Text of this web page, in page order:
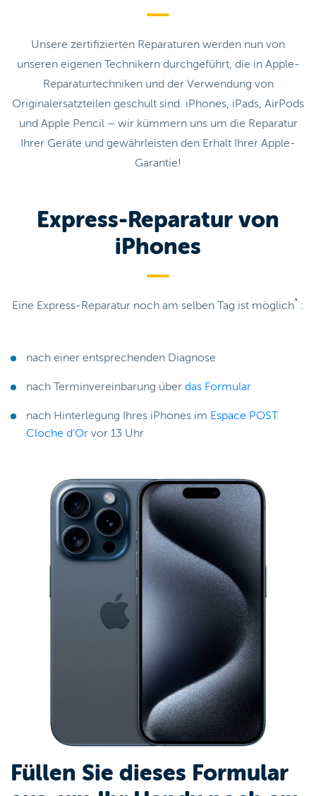
Unsere zertifizierten Reparaturen werden nun von
unseren eigenen Technikern durchgeführt, die in Apple-
Reparaturtechniken und der Verwendung von
Originalersatzteilen geschult sind. iPhones, iPads, AirPods
und Apple Pencil – wir kümmern uns um die Reparatur
Ihrer Geräte und gewährleisten den Erhalt Ihrer Apple-
Garantie!
Express-Reparatur von
iPhones
Eine Express-Reparatur noch am selben Tag ist möglich* :
nach einer entsprechenden Diagnose
nach Terminvereinbarung über das Formular
nach Hinterlegung Ihres iPhones im Espace POST
Cloche d‘Or vor 13 Uhr
Füllen Sie dieses Formular